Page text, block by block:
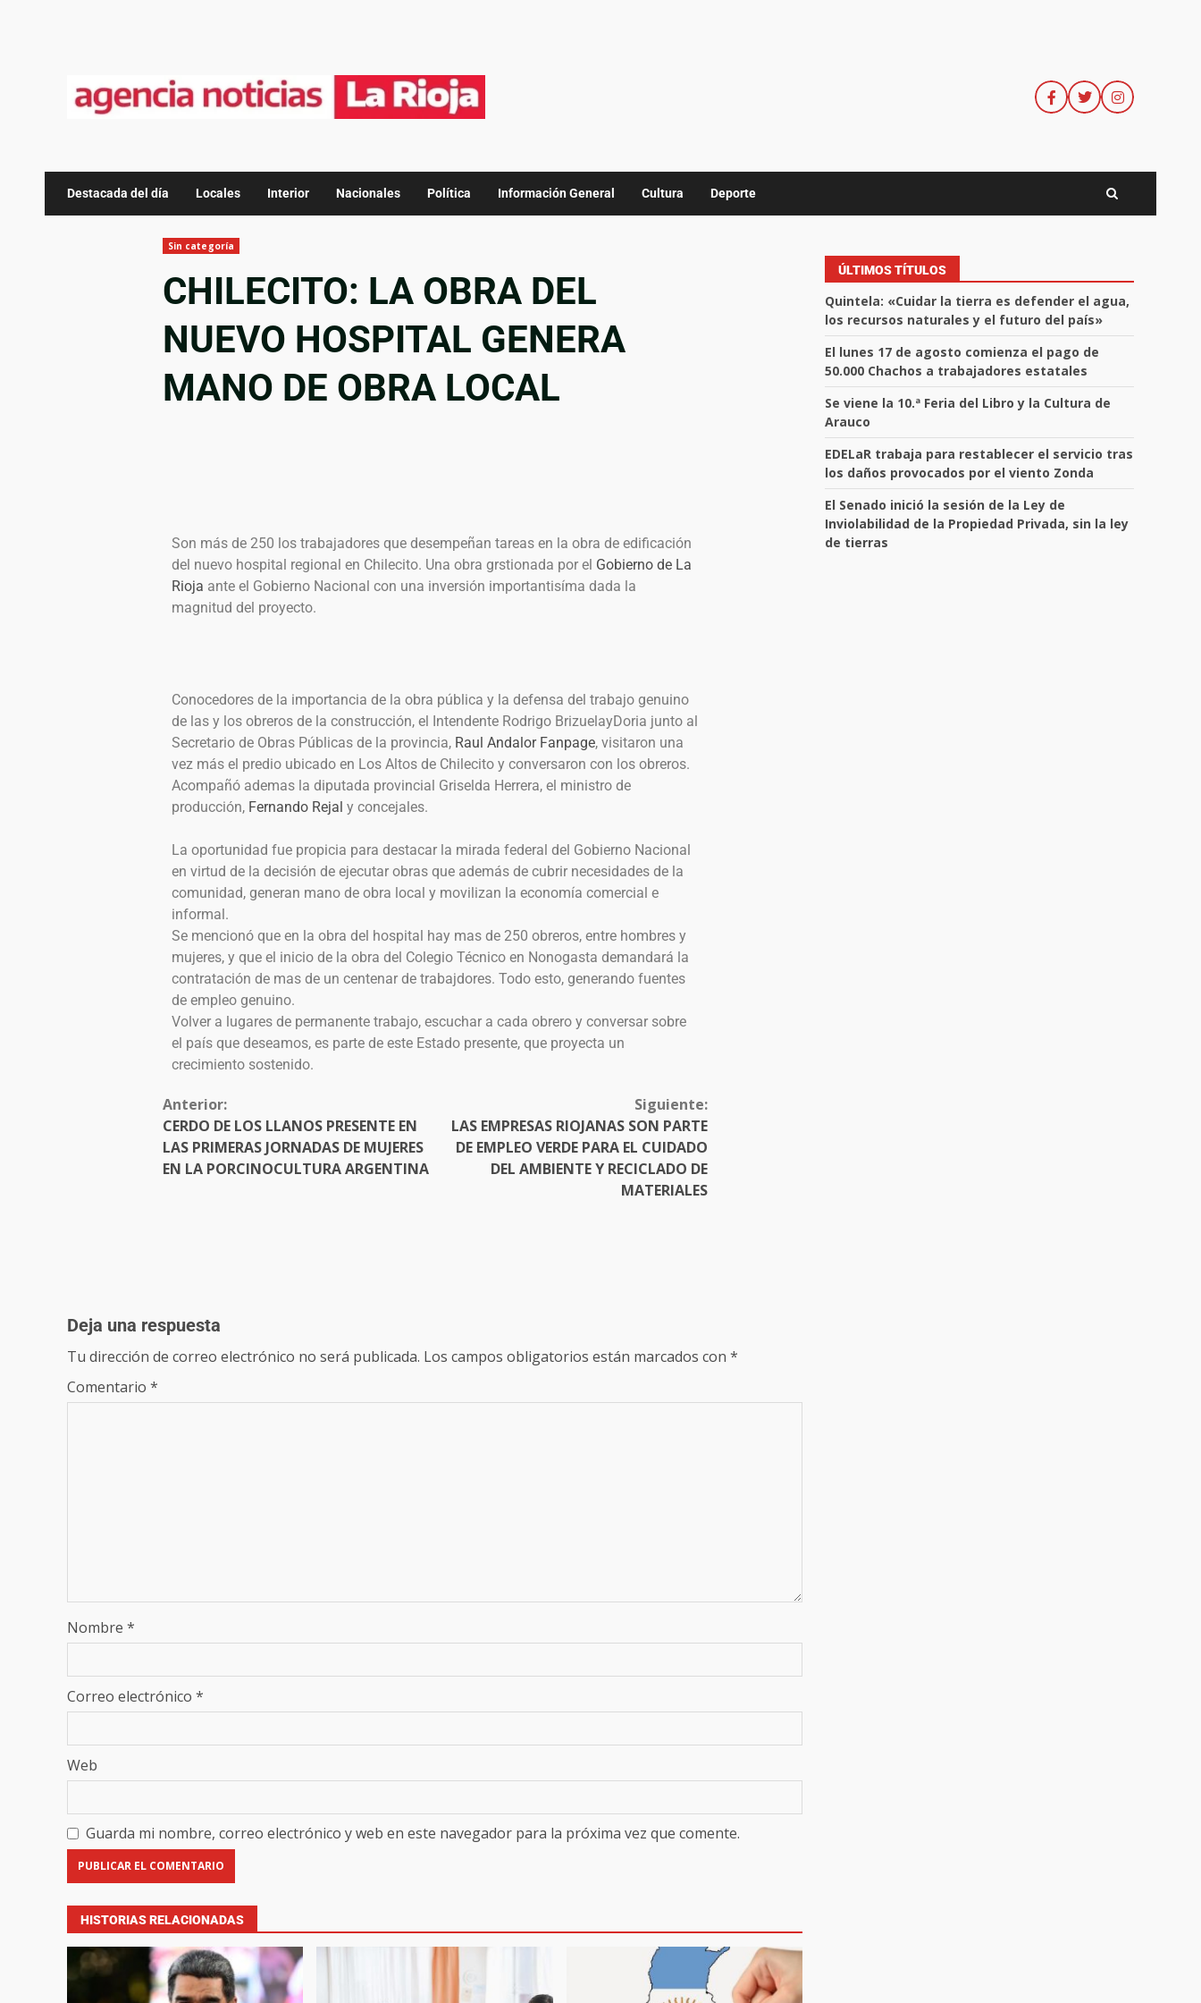
Destacada del día Locales Interior Nacionales Política Información General Cultura Deporte
Sin categoría
CHILECITO: LA OBRA DEL
NUEVO HOSPITAL GENERA
MANO DE OBRA LOCAL
Son más de 250 los trabajadores que desempeñan tareas en la obra de edificación
del nuevo hospital regional en Chilecito. Una obra grstionada por el Gobierno de La
Rioja ante el Gobierno Nacional con una inversión importantisíma dada la
magnitud del proyecto.
Conocedores de la importancia de la obra pública y la defensa del trabajo genuino
de las y los obreros de la construcción, el Intendente Rodrigo BrizuelayDoria junto al
Secretario de Obras Públicas de la provincia, Raul Andalor Fanpage, visitaron una
vez más el predio ubicado en Los Altos de Chilecito y conversaron con los obreros.
Acompañó ademas la diputada provincial Griselda Herrera, el ministro de
producción, Fernando Rejal y concejales.
La oportunidad fue propicia para destacar la mirada federal del Gobierno Nacional
en virtud de la decisión de ejecutar obras que además de cubrir necesidades de la
comunidad, generan mano de obra local y movilizan la economía comercial e
informal.
Se mencionó que en la obra del hospital hay mas de 250 obreros, entre hombres y
mujeres, y que el inicio de la obra del Colegio Técnico en Nonogasta demandará la
contratación de mas de un centenar de trabajdores. Todo esto, generando fuentes
de empleo genuino.
Volver a lugares de permanente trabajo, escuchar a cada obrero y conversar sobre
el país que deseamos, es parte de este Estado presente, que proyecta un
crecimiento sostenido.
Anterior:
CERDO DE LOS LLANOS PRESENTE EN
LAS PRIMERAS JORNADAS DE MUJERES
EN LA PORCINOCULTURA ARGENTINA
Siguiente:
LAS EMPRESAS RIOJANAS SON PARTE
DE EMPLEO VERDE PARA EL CUIDADO
DEL AMBIENTE Y RECICLADO DE
MATERIALES
Deja una respuesta
Tu dirección de correo electrónico no será publicada. Los campos obligatorios están marcados con *
Comentario *
Nombre *
Correo electrónico *
Web
Guarda mi nombre, correo electrónico y web en este navegador para la próxima vez que comente.
HISTORIAS RELACIONADAS
ÚLTIMOS TÍTULOS
Quintela: «Cuidar la tierra es defender el agua,
los recursos naturales y el futuro del país»
El lunes 17 de agosto comienza el pago de
50.000 Chachos a trabajadores estatales
Se viene la 10.ª Feria del Libro y la Cultura de
Arauco
EDELaR trabaja para restablecer el servicio tras
los daños provocados por el viento Zonda
El Senado inició la sesión de la Ley de
Inviolabilidad de la Propiedad Privada, sin la ley
de tierras